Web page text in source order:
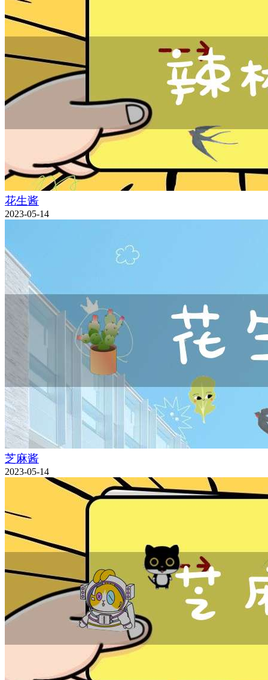
花生酱
2023-05-14
芝麻酱
2023-05-14